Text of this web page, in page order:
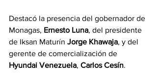
Destacó la presencia del gobernador de
Monagas, Ernesto Luna, del presidente
de Iksan Maturín Jorge Khawaja, y del
gerente de comercialización de
Hyundai Venezuela, Carlos Cesín.